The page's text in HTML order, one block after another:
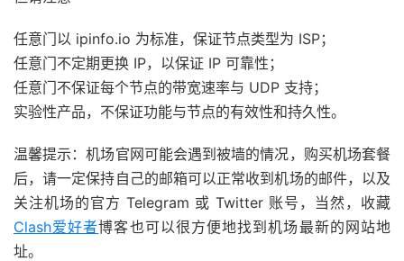
任意门以 ipinfo.io 为标准，保证节点类型为 ISP；
任意门不定期更换 IP，以保证 IP 可靠性；
任意门不保证每个节点的带宽速率与 UDP 支持；
实验性产品，不保证功能与节点的有效性和持久性。
温馨提示：机场官网可能会遇到被墙的情况，购买机场套餐
后，请一定保持自己的邮箱可以正常收到机场的邮件，以及
关注机场的官方 Telegram 或 Twitter 账号，当然，收藏
Clash爱好者博客也可以很方便地找到机场最新的网站地
址。